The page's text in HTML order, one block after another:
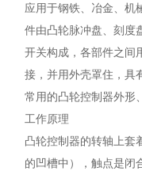
应用于钢铁、冶金、机
件由凸轮脉冲盘、刻度
开关构成，各部件之间
接，并用外壳罩住，具
常用的凸轮控制器外形
工作原理
凸轮控制器的转轴上套
的凹槽中），触点是闭